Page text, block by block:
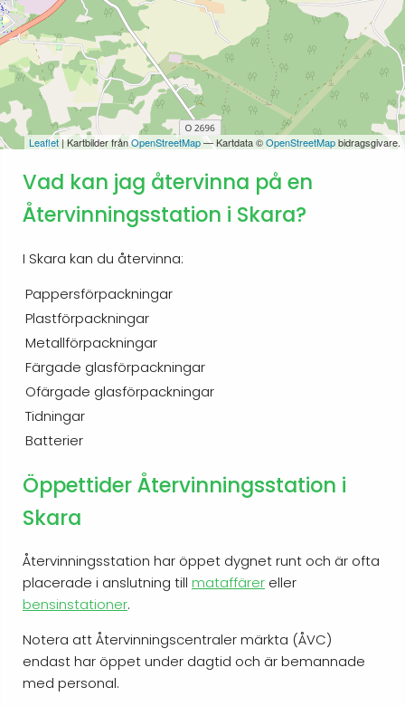
Leaflet | Kartbilder frånOpenStreetMap— Kartdata ©OpenStreetMapbidragsgivare.
Vad kan jag återvinna på en
Återvinningsstation i Skara?
I Skara kan du återvinna:
Pappersförpackningar
Plastförpackningar
Metallförpackningar
Färgade glasförpackningar
Ofärgade glasförpackningar
Tidningar
Batterier
Öppettider Återvinningsstation i
Skara
Återvinningsstation har öppet dygnet runt och är ofta
placerade i anslutning till mataffärer eller
bensinstationer.
Notera att Återvinningscentraler märkta (ÅVC)
endast har öppet under dagtid och är bemannade
med personal.